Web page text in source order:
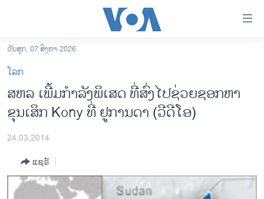
ເຂົ້າ
ຫາ
ຂ້າມ
ຂ້າມ
ຫາ
ອາເມຣິກາ
ການເລືອກຕັ້ງ ປະທານາທີບໍດີ ສະຫະລັດ 2024
ຂ່າວ​ຈີນ
ໂລກ
ເອເຊຍ
ວັນສຸກ, 07 ສິງຫາ 2026
ໂລກ
ສຫລ ເພີ້ມກຳລັງພິເສດ ທີ່ສົ່ງໄປຊ່ວຍຊອກຫາ
ຂຸນເສິກ Kony ທີ່ ຢູການດາ (ວີດີໂອ)
24,03,2014
ແຊຣ໌